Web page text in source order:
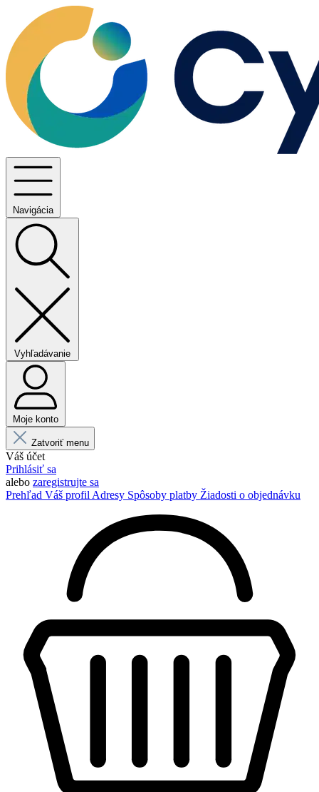
Navigácia
Vyhľadávanie
Moje konto
Zatvoriť menu
Váš účet
Prihlásiť sa
alebo zaregistrujte sa
Prehľad Váš profil Adresy Spôsoby platby Žiadosti o objednávku